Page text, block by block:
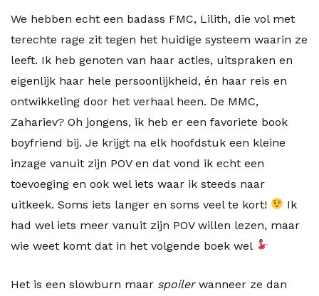
We hebben echt een badass FMC, Lilith, die vol met
terechte rage zit tegen het huidige systeem waarin ze
leeft. Ik heb genoten van haar acties, uitspraken en
eigenlijk haar hele persoonlijkheid, én haar reis en
ontwikkeling door het verhaal heen. De MMC,
Zahariev? Oh jongens, ik heb er een favoriete book
boyfriend bij. Je krijgt na elk hoofdstuk een kleine
inzage vanuit zijn POV en dat vond ik echt een
toevoeging en ook wel iets waar ik steeds naar
uitkeek. Soms iets langer en soms veel te kort!
Ik
had wel iets meer vanuit zijn POV willen lezen, maar
wie weet komt dat in het volgende boek wel
Het is een slowburn maar spoilerwanneer ze dan